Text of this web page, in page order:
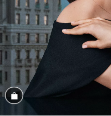
Magasiner cet assortiment